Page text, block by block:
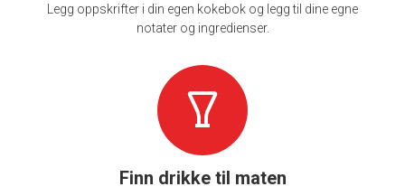
Legg oppskrifter i din egen kokebok og legg til dine egne
notater og ingredienser.
Finn drikke til maten